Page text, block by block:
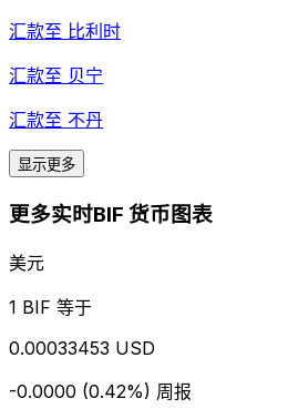
汇款至 比利时
汇款至 贝宁
汇款至 不丹
显示更多
更多实时BIF 货币图表
美元
1 BIF 等于
0.00033453 USD
-0.0000 (0.42%) 周报